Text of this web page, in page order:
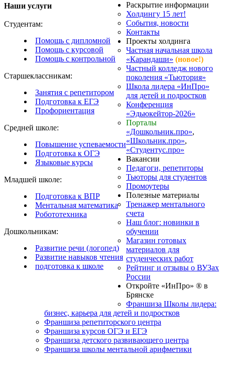
Наши услуги
Студентам:
Помощь с дипломной
Помощь с курсовой
Помощь с контрольной
Старшеклассникам:
Занятия с репетитором
Подготовка к ЕГЭ
Профориентация
Средней школе:
Повышение успеваемости
Подготовка к ОГЭ
Языковые курсы
Младшей школе:
Подготовка к ВПР
Ментальная математика
Робототехника
Дошкольникам:
Развитие речи (логопед)
Развитие навыков чтения
подготовка к школе
Раскрытие информации
Холдингу 15 лет!
События, новости
Контакты
Проекты холдинга
Частная начальная школа
«Карандаши» (новое!)
Частный колледж нового
поколения «Тьютория»
Школа лидера «ИнПро»
для детей и подростков
Конференция
«Эдьюкейтор-2026»
Порталы
«Дошкольник.про»,
«Школьник.про»,
«Студентус.про»
Вакансии
Педагоги, репетиторы
Тьюторы для студентов
Промоутеры
Полезные материалы
Тренажер ментального
счета
Наш блог: новинки в
обучении
Магазин готовых
материалов для
студенческих работ
Рейтинг и отзывы о ВУЗах
России
Откройте «ИнПро» ® в
Брянске
Франшиза Школы лидера:
бизнес, карьера для детей и подростков
Франшиза репетиторского центра
Франшиза курсов ОГЭ и ЕГЭ
Франшиза детского развивающего центра
Франшиза школы ментальной арифметики